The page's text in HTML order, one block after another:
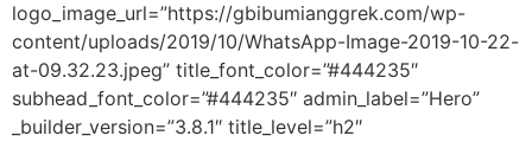
logo_image_url=”https://gbibumianggrek.com/wp-
content/uploads/2019/10/WhatsApp-Image-2019-10-22-
at-09.32.23.jpeg” title_font_color=”#444235″
subhead_font_color=”#444235″ admin_label=”Hero”
_builder_version=”3.8.1″ title_level=”h2″